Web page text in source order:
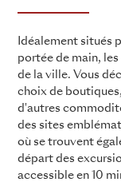
Idéalement situés
portée de main,
de la ville. Vous
choix de
d'autres
des sites
où se trouvent
départ des
accessible en 10